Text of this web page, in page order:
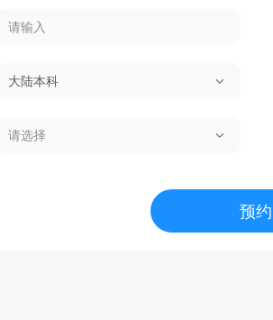
大陆本科
请选择
预